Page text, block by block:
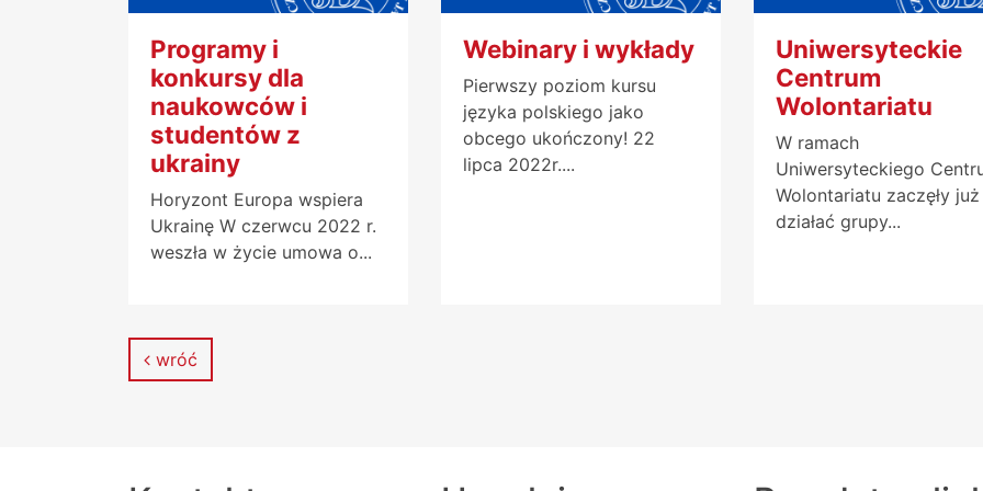
Programy i
konkursy dla
naukowców i
studentów z
ukrainy
Horyzont Europa wspiera
Ukrainę W czerwcu 2022 r.
weszła w życie umowa o...
Webinary i wykłady
Pierwszy poziom kursu
języka polskiego jako
obcego ukończony! 22
lipca 2022r....
Uniwersyteckie
Centrum
Wolontariatu
W ramach
Uniwersyteckiego
Wolontariatu zaczęły już
działać grupy...
wróć